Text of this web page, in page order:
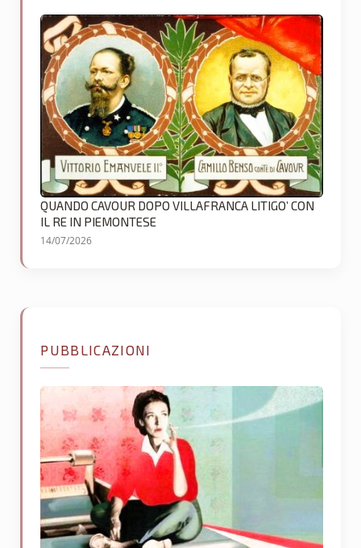
QUANDO CAVOUR DOPO VILLAFRANCA LITIGO’ CON
IL RE IN PIEMONTESE
14/07/2026
PUBBLICAZIONI